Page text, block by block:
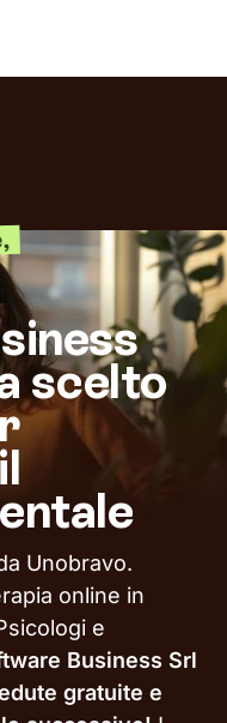
scelto
Unobravo.
online in
e
Business Srl
gratuite e